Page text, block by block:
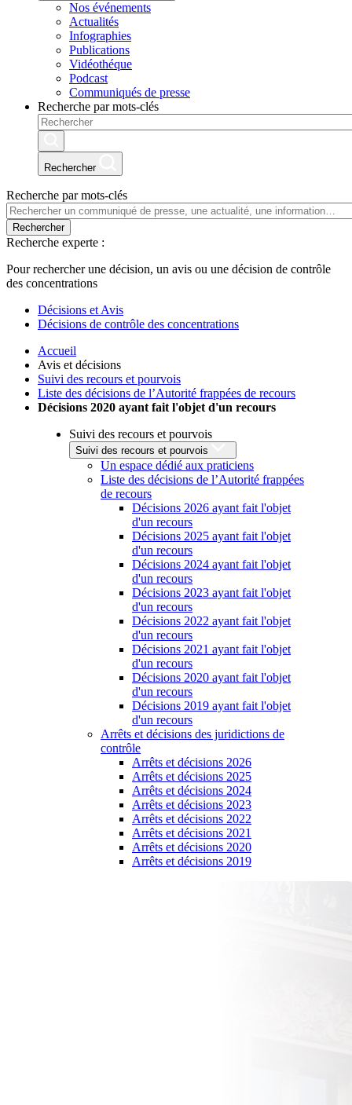
Nos événements
Actualités
Infographies
Publications
Vidéothéque
Podcast
Communiqués de presse
Recherche par mots-clés
Rechercher
Recherche par mots-clés
Rechercher
Recherche experte :
Pour rechercher une décision, un avis ou une décision de contrôle
des concentrations
Décisions et Avis
Décisions de contrôle des concentrations
Accueil
Avis et décisions
Suivi des recours et pourvois
Liste des décisions de l’Autorité frappées de recours
Décisions 2020 ayant fait l'objet d'un recours
Suivi des recours et pourvois
Suivi des recours et pourvois
Un espace dédié aux praticiens
Liste des décisions de l’Autorité frappées
de recours
Décisions 2026 ayant fait l'objet
d'un recours
Décisions 2025 ayant fait l'objet
d'un recours
Décisions 2024 ayant fait l'objet
d'un recours
Décisions 2023 ayant fait l'objet
d'un recours
Décisions 2022 ayant fait l'objet
d'un recours
Décisions 2021 ayant fait l'objet
d'un recours
Décisions 2020 ayant fait l'objet
d'un recours
Décisions 2019 ayant fait l'objet
d'un recours
Arrêts et décisions des juridictions de
contrôle
Arrêts et décisions 2026
Arrêts et décisions 2025
Arrêts et décisions 2024
Arrêts et décisions 2023
Arrêts et décisions 2022
Arrêts et décisions 2021
Arrêts et décisions 2020
Arrêts et décisions 2019